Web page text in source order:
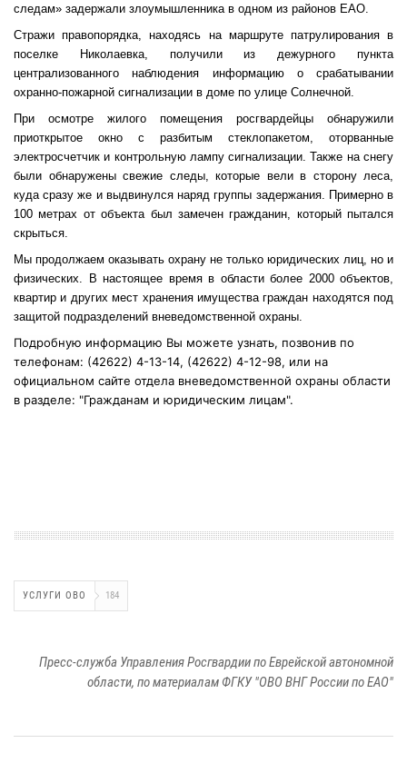
следам» задержали злоумышленника в одном из районов ЕАО.
Стражи правопорядка, находясь на маршруте патрулирования в
поселке Николаевка, получили из дежурного пункта
централизованного наблюдения информацию о срабатывании
охранно-пожарной сигнализации в доме по улице Солнечной.
При осмотре жилого помещения росгвардейцы обнаружили
приоткрытое окно с разбитым стеклопакетом, оторванные
электросчетчик и контрольную лампу сигнализации. Также на снегу
были обнаружены свежие следы, которые вели в сторону леса,
куда сразу же и выдвинулся наряд группы задержания. Примерно в
100 метрах от объекта был замечен гражданин, который пытался
скрыться.
Мы продолжаем оказывать охрану не только юридических лиц, но и
физических. В настоящее время в области более 2000 объектов,
квартир и других мест хранения имущества граждан находятся под
защитой подразделений вневедомственной охраны.
Подробную информацию Вы можете узнать, позвонив по
телефонам: (42622) 4-13-14, (42622) 4-12-98, или на
официальном сайте отдела вневедомственной охраны области
в разделе: "Гражданам и юридическим лицам".
УСЛУГИ ОВО 184
Пресс-служба Управления Росгвардии по Еврейской автономной
области, по материалам ФГКУ "ОВО ВНГ России по ЕАО"